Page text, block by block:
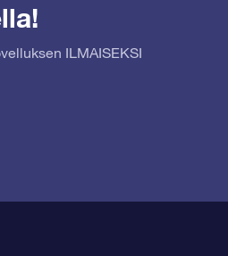
ILMAISEKSI